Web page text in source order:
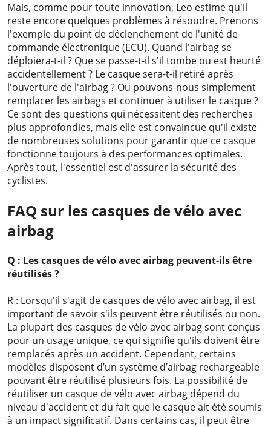
Mais, comme pour toute innovation, Leo estime qu'il
reste encore quelques problèmes à résoudre. Prenons
l'exemple du point de déclenchement de l'unité de
commande électronique (ECU). Quand l'airbag se
déploiera-t-il ? Que se passe-t-il s'il tombe ou est heurté
accidentellement ? Le casque sera-t-il retiré après
l'ouverture de l'airbag ? Ou pouvons-nous simplement
remplacer les airbags et continuer à utiliser le casque ?
Ce sont des questions qui nécessitent des recherches
plus approfondies, mais elle est convaincue qu'il existe
de nombreuses solutions pour garantir que ce casque
fonctionne toujours à des performances optimales.
Après tout, l'essentiel est d'assurer la sécurité des
cyclistes.
FAQ sur les casques de vélo avec
airbag
Q : Les casques de vélo avec airbag peuvent-ils être
réutilisés ?
R : Lorsqu'il s'agit de casques de vélo avec airbag, il est
important de savoir s'ils peuvent être réutilisés ou non.
La plupart des casques de vélo avec airbag sont conçus
pour un usage unique, ce qui signifie qu'ils doivent être
remplacés après un accident. Cependant, certains
modèles disposent d’un système d’airbag rechargeable
pouvant être réutilisé plusieurs fois. La possibilité de
réutiliser un casque de vélo avec airbag dépend du
niveau d'accident et du fait que le casque ait été soumis
à un impact significatif. Dans certains cas, il peut être